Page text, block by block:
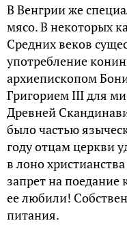
В Венгрии же
мясо. В некоторых
Средних веков
употребление
архиепископом
Григорием III для
Древней
было частью
году отцам церкви
в лоно
запрет на
ее любили!
питания.